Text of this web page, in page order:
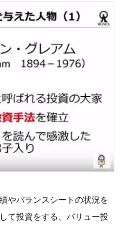
やバランスシートの状況を
て投資をする、バリュー投